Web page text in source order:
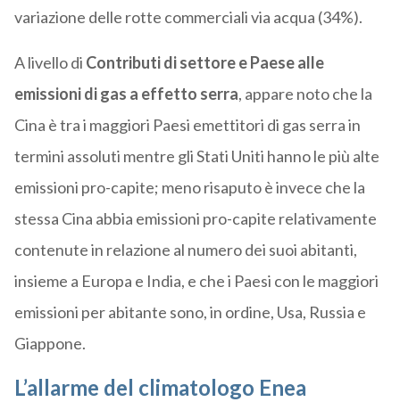
variazione delle rotte commerciali via acqua (34%).
A livello di Contributi di settore e Paese alle
emissioni di gas a effetto serra, appare noto che la
Cina è tra i maggiori Paesi emettitori di gas serra in
termini assoluti mentre gli Stati Uniti hanno le più alte
emissioni pro-capite; meno risaputo è invece che la
stessa Cina abbia emissioni pro-capite relativamente
contenute in relazione al numero dei suoi abitanti,
insieme a Europa e India, e che i Paesi con le maggiori
emissioni per abitante sono, in ordine, Usa, Russia e
Giappone.
L’allarme del climatologo Enea